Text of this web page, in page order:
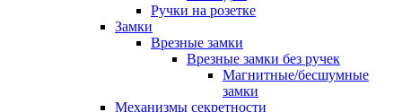
Ручки на розетке
Замки
Врезные замки
Врезные замки без ручек
Магнитные/бесшумные
замки
Механизмы секретности